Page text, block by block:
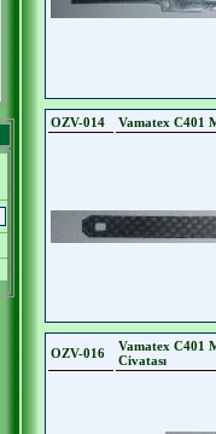
OZV-014 Vamatex C401
OZV-016
Vamatex C401
Civatası